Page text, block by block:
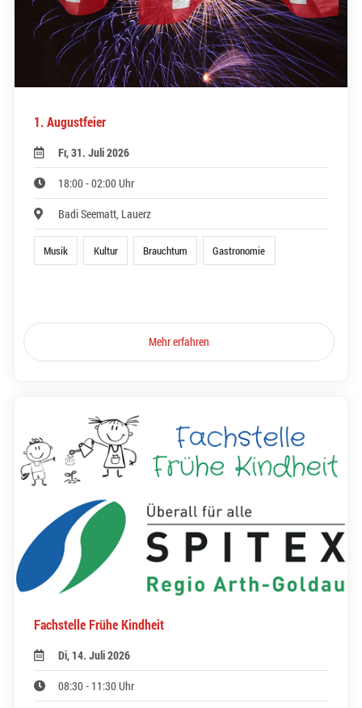
1. Augustfeier
Fr, 31. Juli 2026
18:00 - 02:00 Uhr
Badi Seematt, Lauerz
Musik Kultur Brauchtum Gastronomie
Mehr erfahren
Fachstelle Frühe Kindheit
Di, 14. Juli 2026
08:30 - 11:30 Uhr